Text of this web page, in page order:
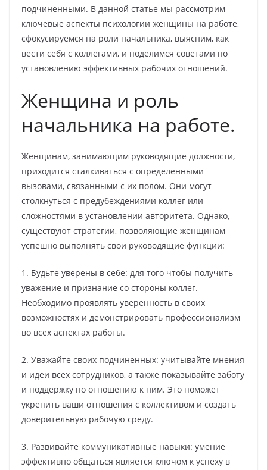
подчиненными. В данной статье мы рассмотрим
ключевые аспекты психологии женщины на работе,
сфокусируемся на роли начальника, выясним, как
вести себя с коллегами, и поделимся советами по
установлению эффективных рабочих отношений.
Женщина и роль
начальника на работе.
Женщинам, занимающим руководящие должности,
приходится сталкиваться с определенными
вызовами, связанными с их полом. Они могут
столкнуться с предубеждениями коллег или
сложностями в установлении авторитета. Однако,
существуют стратегии, позволяющие женщинам
успешно выполнять свои руководящие функции:
1. Будьте уверены в себе: для того чтобы получить
уважение и признание со стороны коллег.
Необходимо проявлять уверенность в своих
возможностях и демонстрировать профессионализм
во всех аспектах работы.
2. Уважайте своих подчиненных: учитывайте мнения
и идеи всех сотрудников, а также показывайте заботу
и поддержку по отношению к ним. Это поможет
укрепить ваши отношения с коллективом и создать
доверительную рабочую среду.
3. Развивайте коммуникативные навыки: умение
эффективно общаться является ключом к успеху в